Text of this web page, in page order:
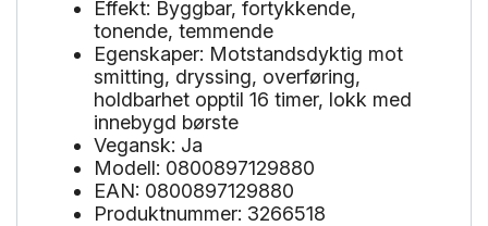
Effekt: Byggbar, fortykkende,
tonende, temmende
Egenskaper: Motstandsdyktig mot
smitting, dryssing, overføring,
holdbarhet opptil 16 timer, lokk med
innebygd børste
Vegansk: Ja
Modell: 0800897129880
EAN: 0800897129880
Produktnummer: 3266518